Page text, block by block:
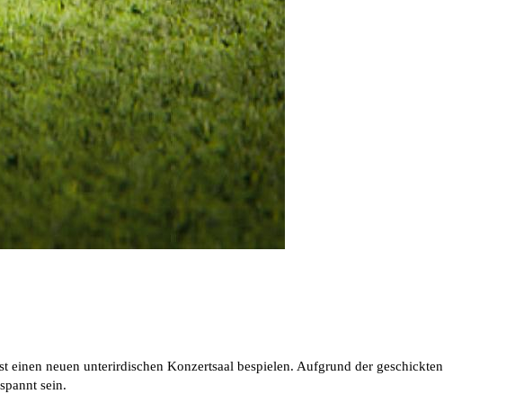
einen neuen unterirdischen Konzertsaal bespielen. Aufgrund der geschickten
sein.